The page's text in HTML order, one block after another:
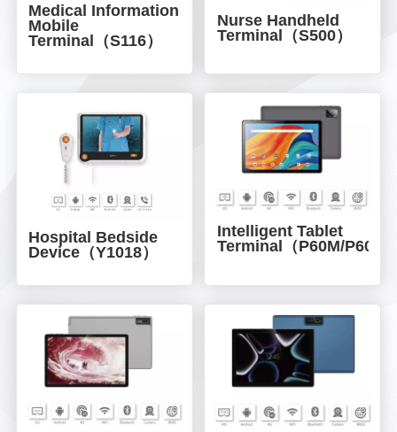
Medical Information
Mobile
Terminal（S116）
Nurse Handheld
Terminal（S500）
Hospital Bedside
Device（Y1018）
Intelligent Tablet
Terminal（P60M/P60T